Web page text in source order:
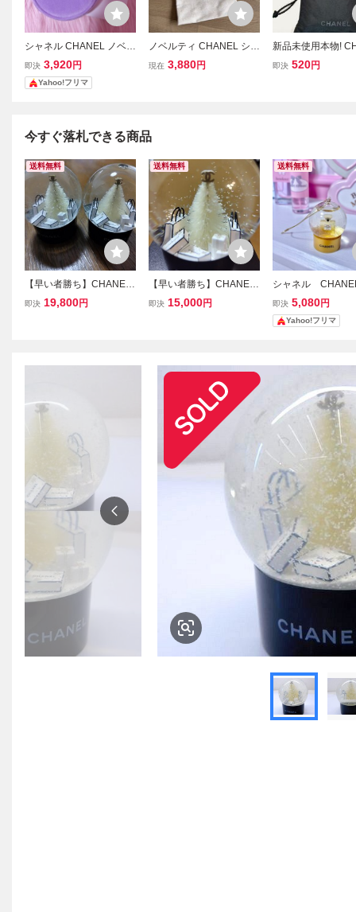
シャネル CHANEL ノベル
ティ ポーチ CHANCE チ
ャンス パープル 非売品
即決 3,920円
Yahoo!フリマ
ノベルティ CHANEL シャ
ネル クリスマス トートバ
現在 3,880円
新品未使用本物!
シャネル/ 非
即決 520円
今すぐ落札できる商品
送料無料
【早い者勝ち】CHANEL
シャネル スノードーム 置
即決 19,800円
送料無料
【早い者勝ち】CHANEL
シャネル スノードーム 置
即決 15,000円
送料無料
シャネル
ルティ 非売品
ドーム no5 ホリ
o.5 香水 オーナ
即決 5,080円
Yahoo!フリマ